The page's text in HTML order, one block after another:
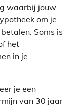
waarbij jouw
om je
Soms is
het
in je
je een
van 30 jaar